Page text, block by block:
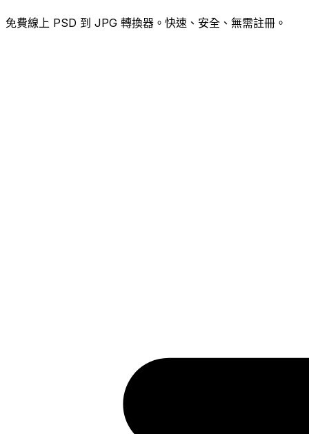
免費線上 PSD 到 JPG 轉換器。快速、安全、無需註冊。